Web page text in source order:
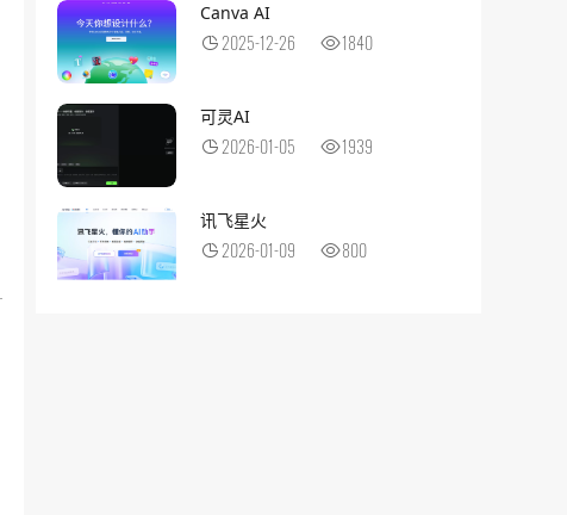
​Canva AI
2025-12-26 1840
可灵AI
2026-01-05 1939
讯飞星火
2026-01-09 800